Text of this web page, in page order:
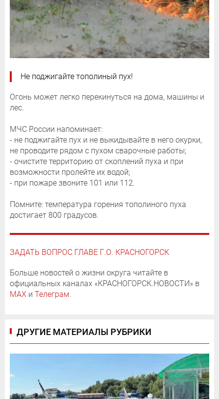
Не поджигайте тополиный пух!
Огонь может легко перекинуться на дома, машины и
лес.
МЧС России напоминает:
- не поджигайте пух и не выкидывайте в него окурки,
не проводите рядом с пухом сварочные работы;
- очистите территорию от скоплений пуха и при
возможности пролейте их водой;
- при пожаре звоните 101 или 112.
Помните: температура горения тополиного пуха
достигает 800 градусов.
ЗАДАТЬ ВОПРОС ГЛАВЕ Г.О. КРАСНОГОРСК
Больше новостей о жизни округа читайте в
официальных каналах «КРАСНОГОРСК.НОВОСТИ» в
MAX и Телеграм.
ДРУГИЕ МАТЕРИАЛЫ РУБРИКИ